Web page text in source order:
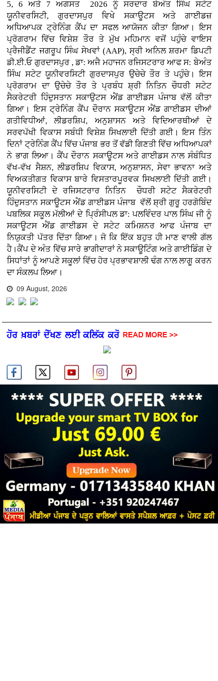
5, 6 ਅਤੇ 7 ਅਗਸਤ 2026 ਨੂੰ ਸਰਦਾਰ ਬੇਅੰਤ ਸਿੰਘ ਸਟੇਟ
ਯੂਨੀਵਰਸਿਟੀ, ਗੁਰਦਾਸਪੁਰ ਵਿਖੇ ਸਕਾਊਟਸ ਅਤੇ ਗਾਈਡਜ਼
ਅਧਿਆਪਕ ਟ੍ਰੇਨਿੰਗ ਕੈਂਪ ਦਾ ਸਫਲ ਆਯੋਜਨ ਕੀਤਾ ਗਿਆ। ਇਸ
ਪ੍ਰੋਗਰਾਮ ਵਿੱਚ ਵਿਸ਼ੇਸ਼ ਤੌਰ ਤੇ ਮੁੱਖ ਮਹਿਮਾਨ ਵਜੋਂ ਪਹੁੰਚੇ ਵਾਇਸ
ਪ੍ਰੈਜੀਡੈਂਟ ਜਗਰੂਪ ਸਿੰਘ ਸੇਖਵਾਂ (AAP), ਸ੍ਰੀ ਅਨਿਲ ਸ਼ਰਮਾ ਡਿਪਟੀ
ਡੀ.ਈ.ਓ ਗੁਰਦਾਸਪੁਰ , ਡਾ: ਅਜੈ ਮਹਾਜਨ ਰਜਿਸਟਰਾਰ ਆਫ ਸ: ਬੇਅੰਤ
ਸਿੰਘ ਸਟੇਟ ਯੂਨੀਵਰਸਿਟੀ ਗੁਰਦਾਸਪੁਰ ਉਚੇਚੇ ਤੌਰ ਤੇ ਪਹੁੰਚੇ। ਇਸ
ਪ੍ਰੋਗਰਾਮ ਦਾ ਉਚੇਚੇ ਤੌਰ ਤੇ ਪ੍ਰਬੰਧ ਸ਼੍ਰੀ ਨਿਤਿਨ ਚੌਧਰੀ ਸਟੇਟ
ਸੈਕਰੇਟਰੀ ਹਿੰਦੁਸਤਾਨ ਸਕਾਉਟਸ ਐਂਡ ਗਾਈਡਸ ਪੰਜਾਬ ਵੱਲੋਂ ਕੀਤਾ
ਗਿਆ। ਇਸ ਟ੍ਰੇਨਿੰਗ ਕੈਂਪ ਦੌਰਾਨ ਸਕਾਊਟਸ ਐਂਡ ਗਾਈਡਸ ਦੀਆਂ
ਗਤੀਵਿਧੀਆਂ, ਲੀਡਰਸ਼ਿਪ, ਅਨੁਸ਼ਾਸਨ ਅਤੇ ਵਿਦਿਆਰਥੀਆਂ ਦੇ
ਸਰਵਪੱਖੀ ਵਿਕਾਸ ਸਬੰਧੀ ਵਿਸ਼ੇਸ਼ ਸਿਖਲਾਈ ਦਿੱਤੀ ਗਈ। ਇਸ ਤਿੰਨ
ਦਿਨਾਂ ਟ੍ਰੇਨਿੰਗ ਕੈਂਪ ਵਿੱਚ ਪੰਜਾਬ ਭਰ ਤੋਂ ਵੱਡੀ ਗਿਣਤੀ ਵਿੱਚ ਅਧਿਆਪਕਾਂ
ਨੇ ਭਾਗ ਲਿਆ। ਕੈਂਪ ਦੌਰਾਨ ਸਕਾਊਟਸ ਅਤੇ ਗਾਈਡਸ ਨਾਲ ਸੰਬੰਧਿਤ
ਵੱਖ-ਵੱਖ ਸੈਸ਼ਨ, ਲੀਡਰਸ਼ਿਪ ਵਿਕਾਸ, ਅਨੁਸ਼ਾਸਨ, ਸੇਵਾ ਭਾਵਨਾ ਅਤੇ
ਵਿਅਕਤੀਗਤ ਵਿਕਾਸ ਬਾਰੇ ਵਿਸਤਾਰਪੂਰਵਕ ਸਿਖਲਾਈ ਦਿੱਤੀ ਗਈ।
ਯੂਨੀਵਰਸਿਟੀ ਦੇ ਰਜਿਸਟਰਾਰ ਨਿਤਿਨ ਚੌਧਰੀ ਸਟੇਟ ਸੈਕਰੇਟਰੀ
ਹਿੰਦੁਸਤਾਨ ਸਕਾਊਟਸ ਐਂਡ ਗਾਈਡਸ ਪੰਜਾਬ ਵੱਲੋਂ ਸ਼੍ਰੀ ਗੁਰੂ ਹਰਗੋਬਿੰਦ
ਪਬਲਿਕ ਸਕੂਲ ਮੱਲੀਆਂ ਦੇ ਪ੍ਰਿੰਸੀਪਲ ਡਾ: ਪਲਵਿੰਦਰ ਪਾਲ ਸਿੰਘ ਜੀ ਨੂੰ
ਸਕਾਊਟਸ ਐਂਡ ਗਾਈਡਸ ਦੇ ਸਟੇਟ ਕਮਿਸ਼ਨਰ ਆਫ ਪੰਜਾਬ ਦਾ
ਨਿਯੁਕਤੀ ਪੱਤਰ ਦਿੱਤਾ ਗਿਆ। ਜੋ ਕਿ ਇੱਕ ਬਹੁਤ ਹੀ ਮਾਣ ਵਾਲੀ ਗੱਲ
ਹੈ।ਕੈਂਪ ਦੇ ਅੰਤ ਵਿੱਚ ਸਾਰੇ ਭਾਗੀਦਾਰਾਂ ਨੇ ਸਕਾਊਟਿੰਗ ਅਤੇ ਗਾਈਡਿੰਗ ਦੇ
ਸਿਧਾਂਤਾਂ ਨੂੰ ਆਪਣੇ ਸਕੂਲਾਂ ਵਿੱਚ ਹੋਰ ਪ੍ਰਭਾਵਸ਼ਾਲੀ ਢੰਗ ਨਾਲ ਲਾਗੂ ਕਰਨ
ਦਾ ਸੰਕਲਪ ਲਿਆ।
09 August, 2026